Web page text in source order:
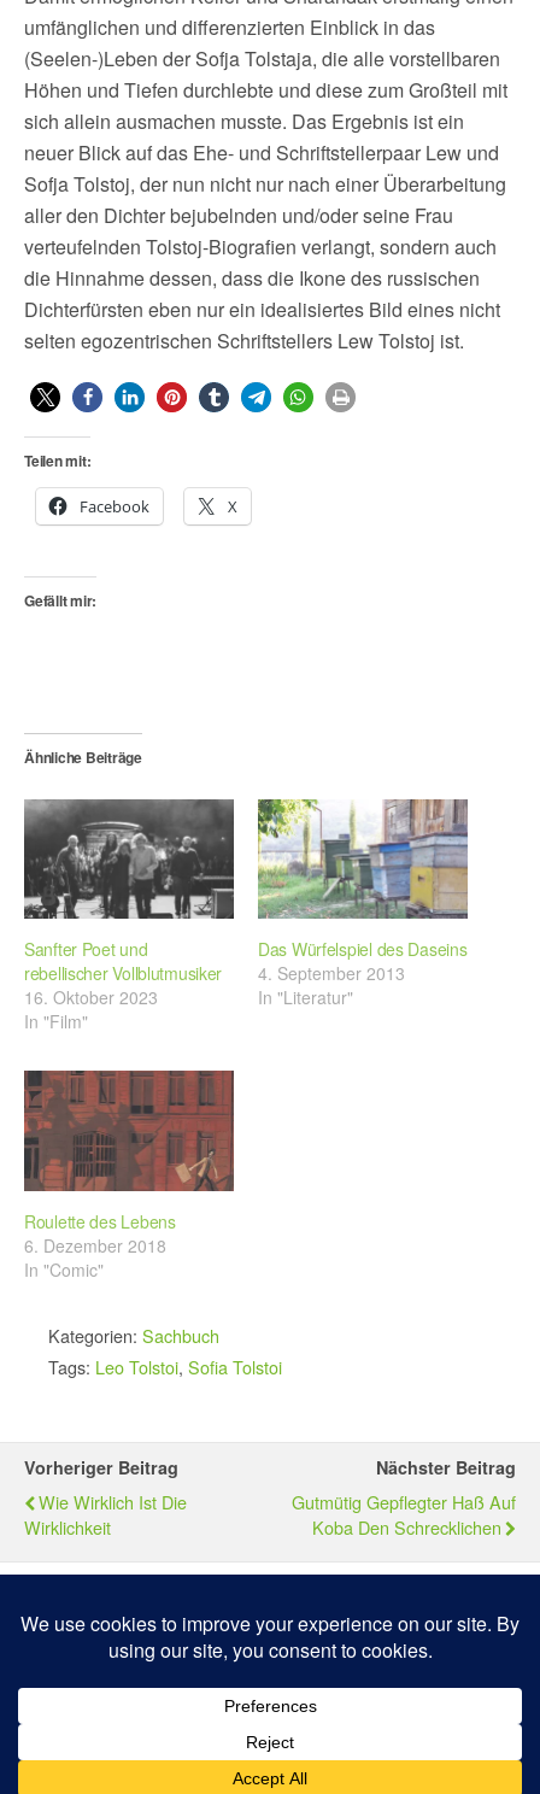
umfänglichen und differenzierten Einblick in das
(Seelen-)Leben der Sofja Tolstaja, die alle vorstellbaren
Höhen und Tiefen durchlebte und diese zum Großteil mit
sich allein ausmachen musste. Das Ergebnis ist ein
neuer Blick auf das Ehe- und Schriftstellerpaar Lew und
Sofja Tolstoj, der nun nicht nur nach einer Überarbeitung
aller den Dichter bejubelnden und/oder seine Frau
verteufelnden Tolstoj-Biografien verlangt, sondern auch
die Hinnahme dessen, dass die Ikone des russischen
Dichterfürsten eben nur ein idealisiertes Bild eines nicht
selten egozentrischen Schriftstellers Lew Tolstoj ist.
Teilen mit:
Facebook X
Gefällt mir:
Ähnliche Beiträge
Sanfter Poet und
rebellischer Vollblutmusiker
16. Oktober 2023
In "Film"
Das Würfelspiel des Daseins
4. September 2013
In "Literatur"
Roulette des Lebens
6. Dezember 2018
In "Comic"
Kategorien: Sachbuch
Tags: Leo Tolstoi, Sofia Tolstoi
Vorheriger Beitrag
Wie Wirklich Ist Die
Wirklichkeit
Nächster Beitrag
Gutmütig Gepflegter Haß Auf
Koba Den Schrecklichen
Zum Seitenanfang
Mobil Desktop